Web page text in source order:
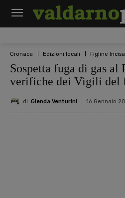
Cronaca Edizioni locali Figline
Sospetta fuga di gas al
verifiche dei Vigili del
di Glenda Venturini 16 Gennaio